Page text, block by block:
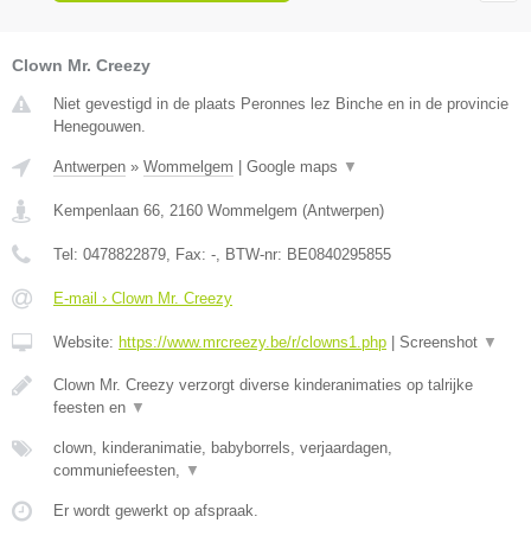
Clown Mr. Creezy
Niet gevestigd in de plaats Peronnes lez Binche en in de provincie
Henegouwen.
Antwerpen » Wommelgem Google maps ▼
Kempenlaan 66, 2160 Wommelgem (Antwerpen)
Tel: 0478822879, Fax: -, BTW-nr: BE0840295855
E-mail › Clown Mr. Creezy
Website: https://www.mrcreezy.be/r/clowns1.php Screenshot ▼
Clown Mr. Creezy verzorgt diverse kinderanimaties op talrijke
feesten en ▼
clown, kinderanimatie, babyborrels, verjaardagen,
communiefeesten, ▼
Er wordt gewerkt op afspraak.